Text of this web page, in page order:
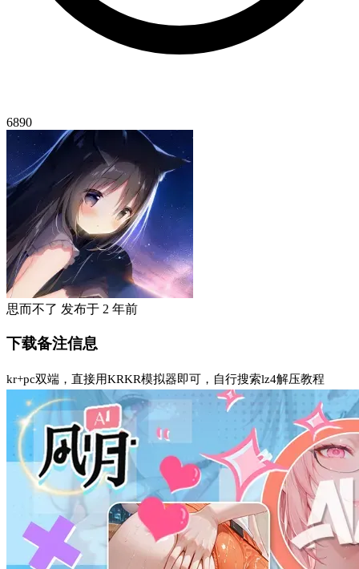
6890
思而不了 发布于 2 年前
下载备注信息
kr+pc双端，直接用KRKR模拟器即可，自行搜索lz4解压教程